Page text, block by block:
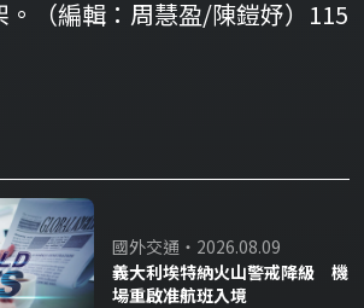
。（編輯：周慧盈/陳鎧妤）115
國外交通・2026.08.09
義大利埃特納火山警戒降級 機
場重啟准航班入境